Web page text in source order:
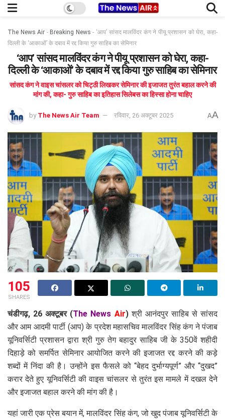
The News Air - Breaking News - ‘आप’ सांसद मालविंदर कंग ने पीयू प्रशासन को घेरा, कहा-
दिल्ली के ‘आकाओं’ के दबाव में रद्द किया गुरु साहिब का सेमिनार
‘आप’ सांसद मालविंदर कंग ने पीयू प्रशासन को घेरा, कहा-
दिल्ली के ‘आकाओं’ के दबाव में रद्द किया गुरु साहिब का सेमिनार
सांसद कंग ने वाइस चांसलर को चिट्ठी लिखकर सेमिनार की इजाजत तुरंत बहाल करने की
मांग की, कहा- गुरु साहिब का इतिहास सिलेबस का हिस्सा होना चाहिए
by The News Air Team रविवार, 26 अक्टूबर 2025 AA
105
SHARES
चंडीगढ़, 26अक्टूबर (The News Air)श्री आनंदपुर साहिब से सांसद
और आम आदमी पार्टी (आप) के प्रदेश महासचिव मालविंदर सिंह कंग ने पंजाब
यूनिवर्सिटी प्रशासन द्वारा श्री गुरु तेग बहादुर साहिब जी के 350वें शहीदी
दिहाड़े को समर्पित सेमिनार आयोजित करने की इजाजत रद्द करने की कड़े
शब्दों में निंदा की है। उन्होंने इस फैसले को “बेहद दुर्भाग्यपूर्ण” और “दुखद”
करार देते हुए यूनिवर्सिटी की वाइस चांसलर से तुरंत इस मामले में दखल देने
और इजाजत बहाल करने की मांग की है।
यहां जारी एक प्रेस बयान में, मालविंदर सिंह कंग, जो खुद पंजाब यूनिवर्सिटी के